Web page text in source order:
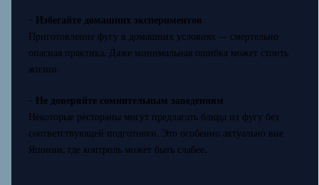
- Избегайте домашних экспериментов
Приготовление фугу в домашних условиях — смертельно
опасная практика. Даже минимальная ошибка может стоить
жизни.
- Не доверяйте сомнительным заведениям
Некоторые рестораны могут предлагать блюда из фугу без
соответствующей подготовки. Это особенно актуально вне
Японии, где контроль может быть слабее.